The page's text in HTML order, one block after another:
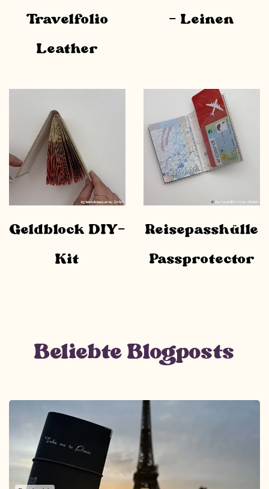
Travelfolio
Leather
– Leinen
Geldblock DIY-
Kit
Reisepasshülle
Passprotector
Beliebte Blogposts